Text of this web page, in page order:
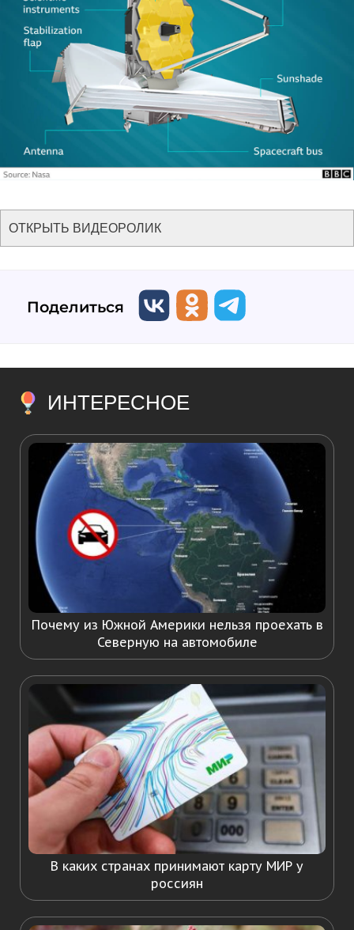
ОТКРЫТЬ ВИДЕОРОЛИК
Поделиться
ИНТЕРЕСНОЕ
Почему из Южной Америки нельзя проехать в
Северную на автомобиле
В каких странах принимают карту МИР у
россиян